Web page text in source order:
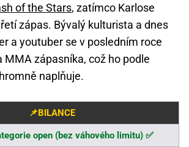
of the Stars, zatímco Karlose
zápas. Bývalý kulturista a dnes
a youtuber se v posledním roce
zápasníka, což ho podle
naplňuje.
📌BILANCE
open (bez váhového limitu) ✅